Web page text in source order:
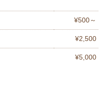
¥500～
¥2,500
¥5,000